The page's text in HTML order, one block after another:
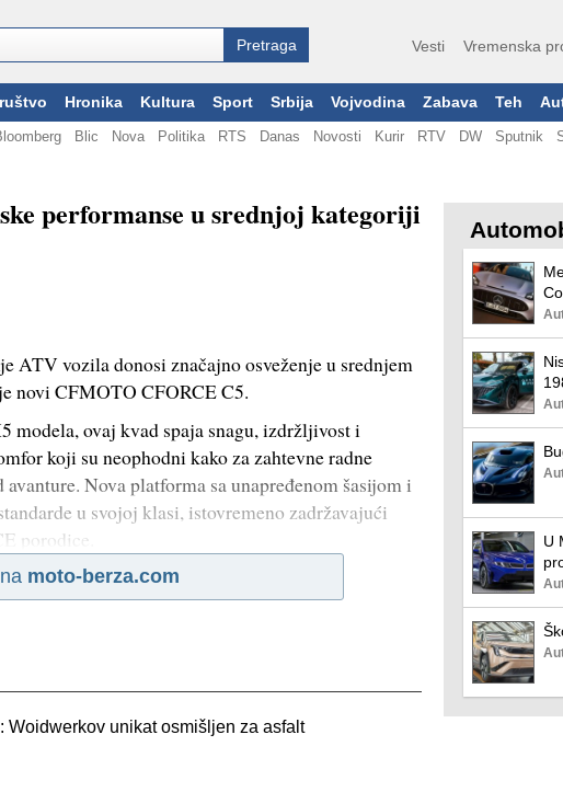
Vesti Vremenska
Hronika Kultura Sport Srbija Vojvodina Zabava Teh
Blic Nova Politika RTS Danas Novosti Kurir RTV DW Sputnik
performanse u srednjoj kategoriji
ATV vozila donosi značajno osveženje u srednjem
novi CFMOTO CFORCE C5.
modela, ovaj kvad spaja snagu, izdržljivost i
koji su neophodni kako za zahtevne radne
Nova platforma sa unapređenom šasijom i
u svojoj klasi, istovremeno zadržavajući
porodice.
moto-berza.com
Woidwerkov unikat osmišljen za asfalt
U